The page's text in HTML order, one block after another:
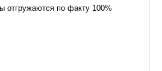
отгружаются по факту 100%